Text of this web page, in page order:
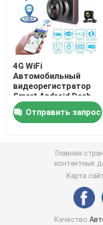
Автомобильный
Видеорегистратор
GPS-
Автомобильная
Черный ящик DVR
Видеорегистратор
Видеорегистратор
4G WiFi
Автомобильный
видеорегистратор
Smart Android Dash
Cam GPS с
поддержкой заднего
вида Управление APP
Отправить запрос
Главная
контактные
Карта
Качество